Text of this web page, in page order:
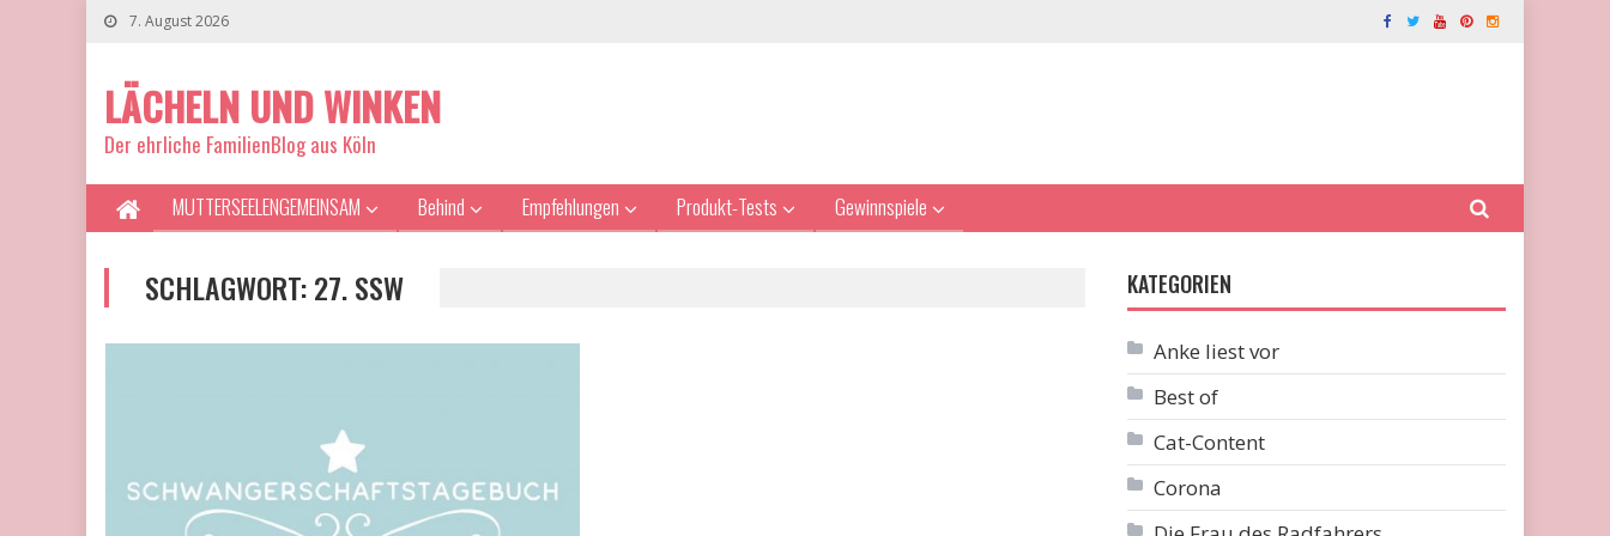
7. August 2026
LÄCHELN UND WINKEN
Der ehrliche FamilienBlog aus Köln
MUTTERSEELENGEMEINSAM Behind Empfehlungen Produkt-Tests Gewinnspiele
SCHLAGWORT:27. SSW KATEGORIEN
Anke liest vor
Best of
Cat-Content
Corona